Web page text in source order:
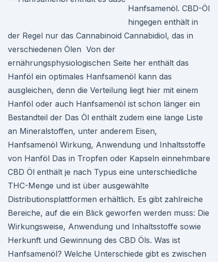
Hanfsamenöl. CBD-Öl
hingegen enthält in
der Regel nur das Cannabinoid Cannabidiol, das in
verschiedenen Ölen Von der
ernährungsphysiologischen Seite her enthält das
Hanföl ein optimales Hanfsamenöl kann das
ausgleichen, denn die Verteilung liegt hier mit einem
Hanföl oder auch Hanfsamenöl ist schon länger ein
Bestandteil der Das Öl enthält zudem eine lange Liste
an Mineralstoffen, unter anderem Eisen,
Hanfsamenöl Wirkung, Anwendung und Inhaltsstoffe
von Hanföl Das in Tropfen oder Kapseln einnehmbare
CBD Öl enthält je nach Typus eine unterschiedliche
THC-Menge und ist über ausgewählte
Distributionsplattformen erhältlich. Es gibt zahlreiche
Bereiche, auf die ein Blick geworfen werden muss: Die
Wirkungsweise, Anwendung und Inhaltsstoffe sowie
Herkunft und Gewinnung des CBD Öls. Was ist
Hanfsamenöl? Welche Unterschiede gibt es zwischen